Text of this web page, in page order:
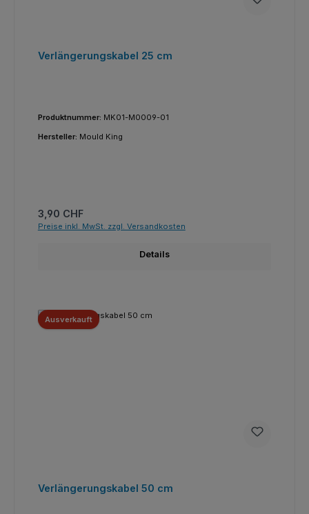
Verlängerungskabel 25 cm
Produktnummer: MK01-M0009-01
Hersteller: Mould King
Regulärer Preis:
3,90 CHF
Preise inkl. MwSt. zzgl. Versandkosten
Details
Ausverkauft
Verlängerungskabel 50 cm